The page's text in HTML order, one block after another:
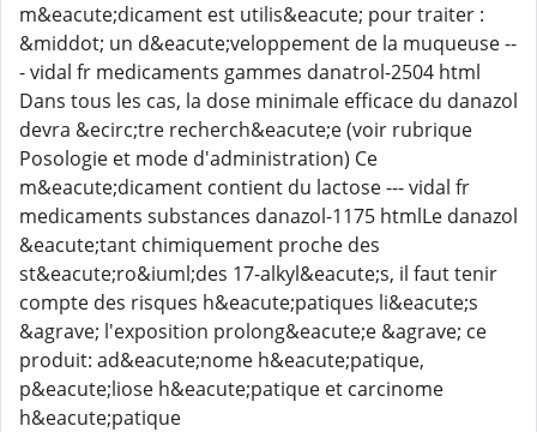
m&eacute;dicament est utilis&eacute; pour traiter :
&middot; un d&eacute;veloppement de la muqueuse --
- vidal fr medicaments gammes danatrol-2504 html
Dans tous les cas, la dose minimale efficace du danazol
devra &ecirc;tre recherch&eacute;e (voir rubrique
Posologie et mode d'administration) Ce
m&eacute;dicament contient du lactose --- vidal fr
medicaments substances danazol-1175 htmlLe danazol
&eacute;tant chimiquement proche des
st&eacute;ro&iuml;des 17-alkyl&eacute;s, il faut tenir
compte des risques h&eacute;patiques li&eacute;s
&agrave; l'exposition prolong&eacute;e &agrave; ce
produit: ad&eacute;nome h&eacute;patique,
p&eacute;liose h&eacute;patique et carcinome
h&eacute;patique